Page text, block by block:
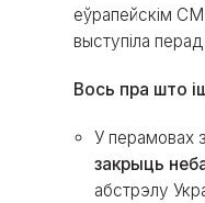
еўрапейскім
выступіла
Вось пра што
У перамовах
закрыць
абстрэлу